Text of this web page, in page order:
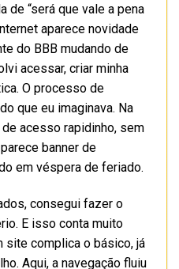
de “será que vale a pena
aparece novidade
do BBB mudando de
acessar, criar minha
O processo de
que eu imaginava. Na
acesso rapidinho, sem
banner de
em véspera de feriado.
consegui fazer o
E isso conta muito
site complica o básico, já
Aqui, a navegação fluiu